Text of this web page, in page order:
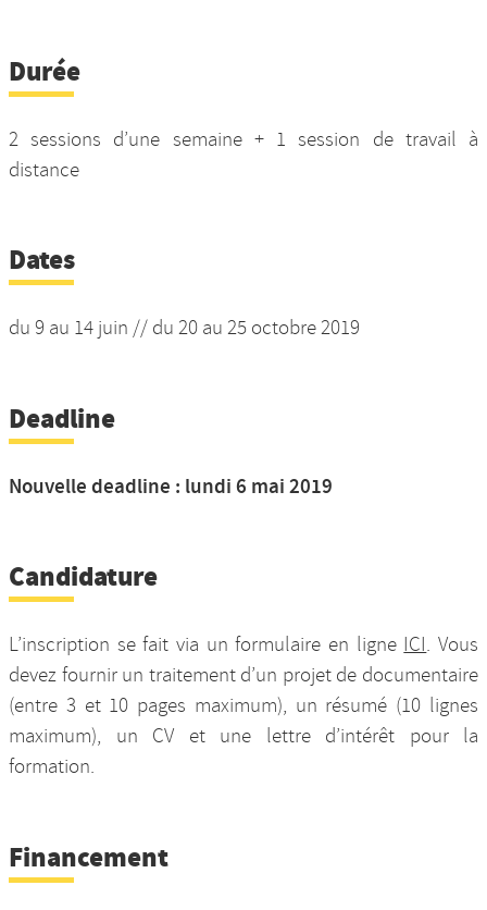
Durée
2 sessions d’une semaine + 1 session de travail à
distance
Dates
du 9 au 14 juin // du 20 au 25 octobre 2019
Deadline
Nouvelle deadline : lundi 6 mai 2019
Candidature
L’inscription se fait via un formulaire en ligne ICI. Vous
devez fournir un traitement d’un projet de documentaire
(entre 3 et 10 pages maximum), un résumé (10 lignes
maximum), un CV et une lettre d’intérêt pour la
formation.
Financement